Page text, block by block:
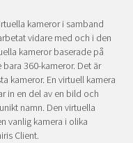
kameror i samband
vidare med och i den
kameror baserade på
360-kameror. Det är
kameror. En virtuell kamera
in en del av en bild och
namn. Den virtuella
vanlig kamera i olika
Client.